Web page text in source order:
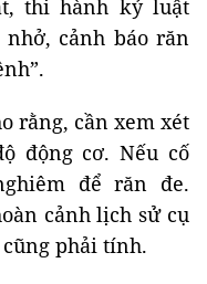
thi hành kỷ luật
cảnh báo răn
rằng, cần xem xét
động cơ. Nếu cố
để răn đe.
cảnh lịch sử cụ
phải tính.